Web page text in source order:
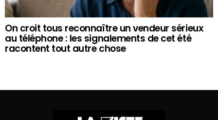
On croit tous reconnaître un vendeur sérieux
au téléphone : les signalements de cet été
racontent tout autre chose